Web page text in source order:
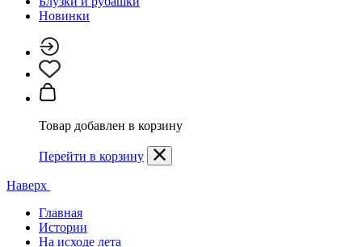
Новинки
Товар добавлен в корзину
Перейти в корзину
Наверх
Главная
Истории
На исходе лета